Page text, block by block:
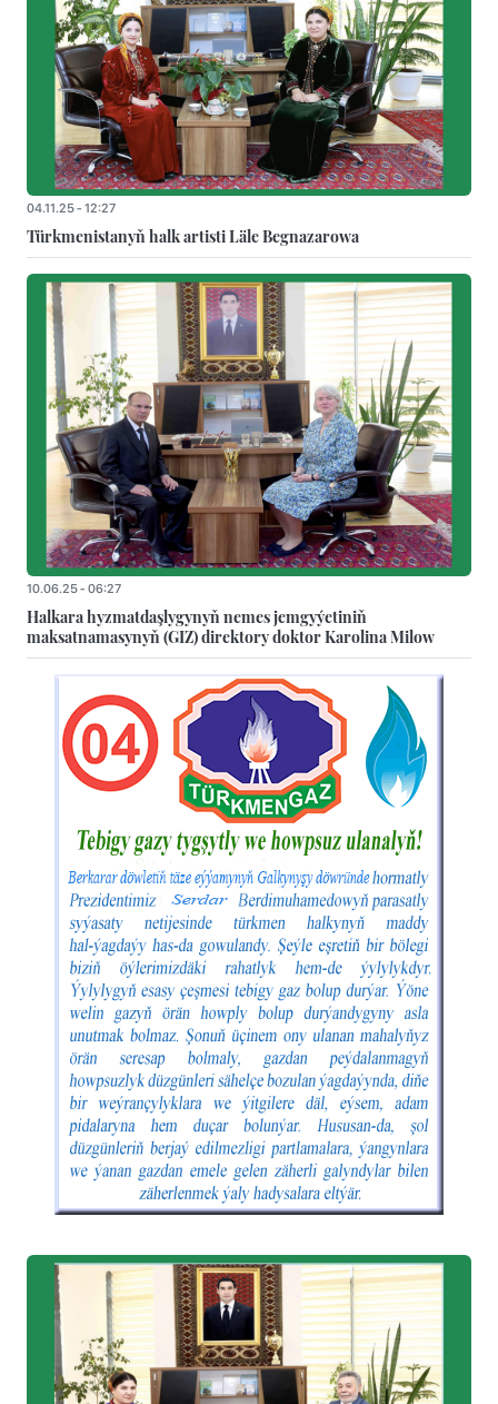
04.11.25 - 12:27
Türkmenistanyň halk artisti Läle Begnazarowa
10.06.25 - 06:27
Halkara hyzmatdaşlygynyň nemes jemgyýetiniň
maksatnamasynyň (GIZ) direktory doktor Karolina Milow